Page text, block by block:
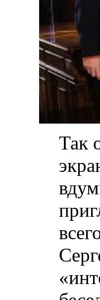
Так